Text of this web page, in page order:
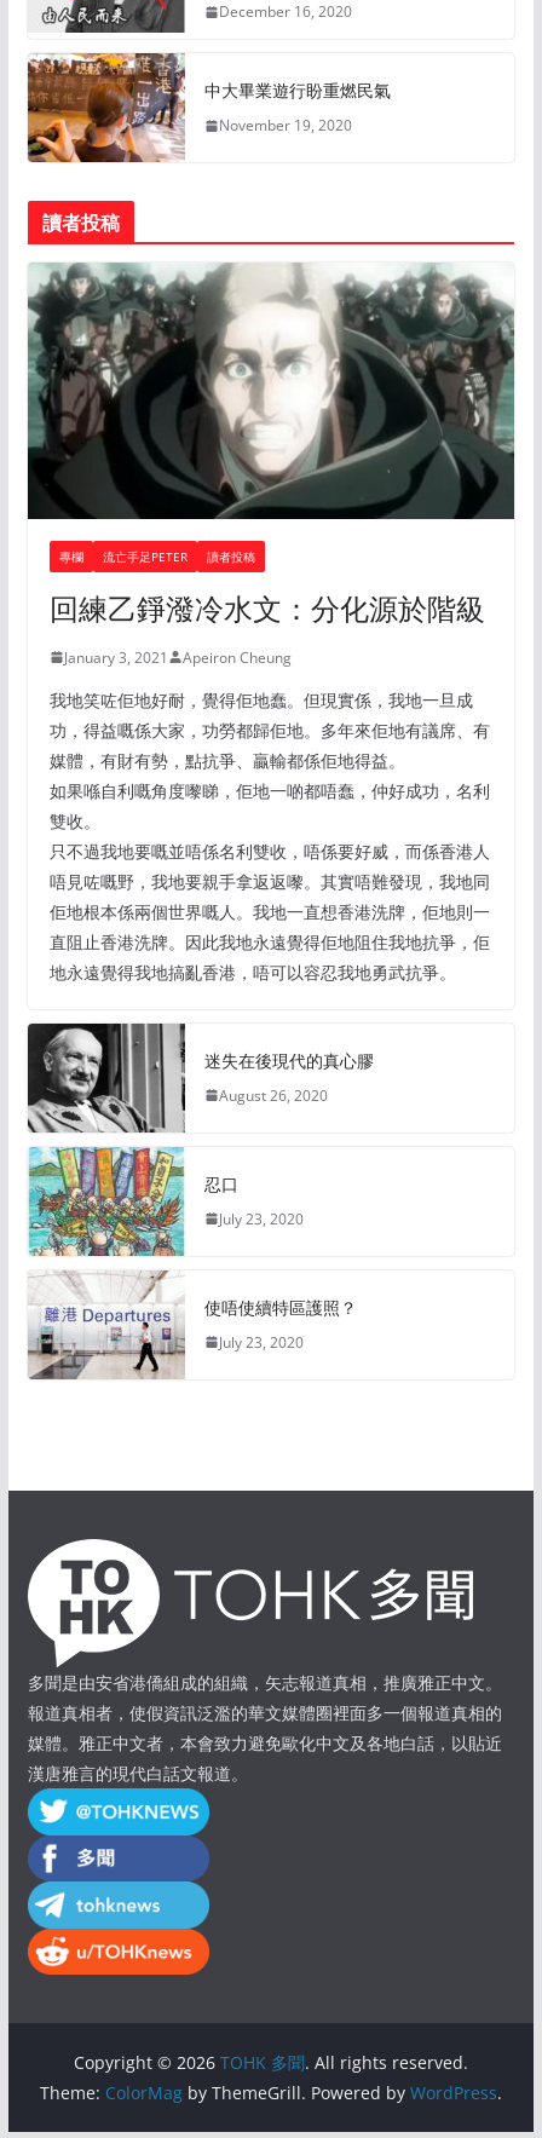
December 16, 2020
中大畢業遊行盼重燃民氣
November 19, 2020
讀者投稿
專欄 流亡手足PETER 讀者投稿
回練乙錚潑冷水文：分化源於階級
January 3, 2021 Apeiron Cheung
我地笑咗佢地好耐，覺得佢地蠢。但現實係，我地一旦成
功，得益嘅係大家，功勞都歸佢地。多年來佢地有議席、有
媒體，有財有勢，點抗爭、贏輸都係佢地得益。
如果喺自利嘅角度嚟睇，佢地一啲都唔蠢，仲好成功，名利
雙收。
只不過我地要嘅並唔係名利雙收，唔係要好威，而係香港人
唔見咗嘅野，我地要親手拿返返嚟。其實唔難發現，我地同
佢地根本係兩個世界嘅人。我地一直想香港洗牌，佢地則一
直阻止香港洗牌。因此我地永遠覺得佢地阻住我地抗爭，佢
地永遠覺得我地搞亂香港，唔可以容忍我地勇武抗爭。
迷失在後現代的真心膠
August 26, 2020
忍口
July 23, 2020
使唔使續特區護照？
July 23, 2020
多聞是由安省港僑組成的組織，矢志報道真相，推廣雅正中文。
報道真相者，使假資訊泛濫的華文媒體圈裡面多一個報道真相的
媒體。雅正中文者，本會致力避免歐化中文及各地白話，以貼近
漢唐雅言的現代白話文報道。
Copyright © 2026 TOHK 多聞. All rights reserved.
Theme: ColorMagby ThemeGrill. Powered by WordPress.